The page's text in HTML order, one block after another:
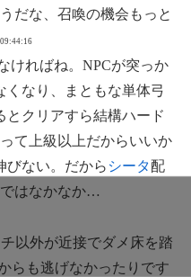
だな、召喚の機会もっと
ければね。NPCが突っか
くなり、まともな単体弓
とクリアすら結構ハード
て上級以上だからいいか
びない。だから シータ配
はなかなか…
以外が近接でダメ床を踏
らも逃げなかったりです